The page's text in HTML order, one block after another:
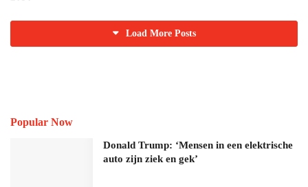
Load More Posts
Popular Now
Donald Trump: ‘Mensen in een elektrische
auto zijn ziek en gek’